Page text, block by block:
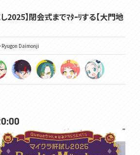
2025】閉会式までﾏﾀｰﾘする【大門地
Ryugon Daimonji